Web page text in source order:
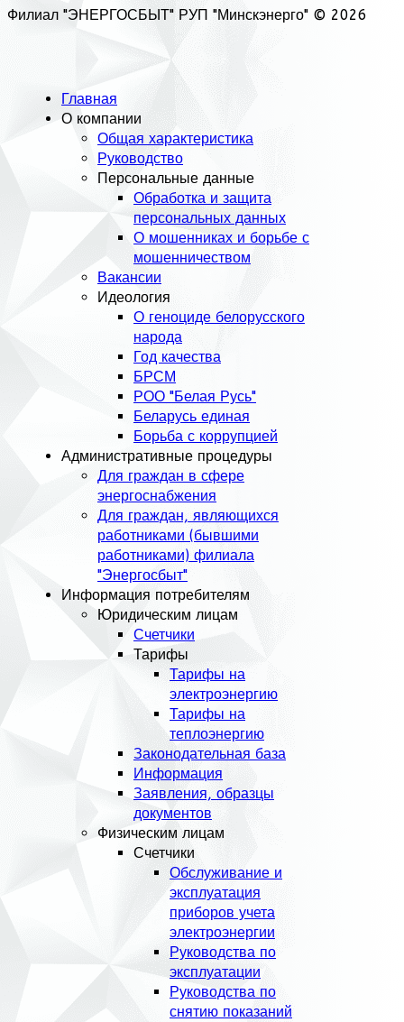
Филиал "ЭНЕРГОСБЫТ" РУП "Минскэнерго" © 2026
Главная
О компании
Общая характеристика
Руководство
Персональные данные
Обработка и защита
персональных данных
О мошенниках и борьбе с
мошенничеством
Вакансии
Идеология
О геноциде белорусского
народа
Год качества
БРСМ
РОО "Белая Русь"
Беларусь единая
Борьба с коррупцией
Административные процедуры
Для граждан в сфере
энергоснабжения
Для граждан, являющихся
работниками (бывшими
работниками) филиала
"Энергосбыт"
Информация потребителям
Юридическим лицам
Счетчики
Тарифы
Тарифы на
электроэнергию
Тарифы на
теплоэнергию
Законодательная база
Информация
Заявления, образцы
документов
Физическим лицам
Счетчики
Обслуживание и
эксплуатация
приборов учета
электроэнергии
Руководства по
эксплуатации
Руководства по
снятию показаний